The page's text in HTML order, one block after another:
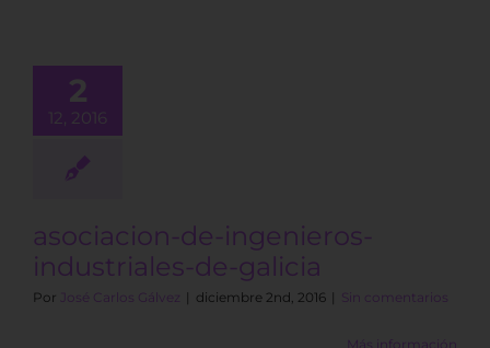
2
12, 2016
asociacion-de-ingenieros-
industriales-de-galicia
Por José Carlos Gálvez | diciembre 2nd, 2016 | Sin comentarios
Más información